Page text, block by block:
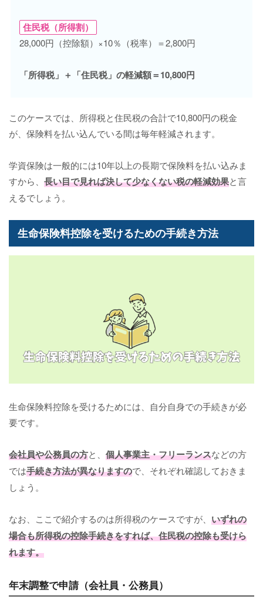
住民税（所得割）
28,000円（控除額）×10％（税率）＝2,800円
「所得税」＋「住民税」の軽減額＝10,800円
このケースでは、所得税と住民税の合計で10,800円の税金
が、保険料を払い込んでいる間は毎年軽減されます。
学資保険は一般的には10年以上の長期で保険料を払い込みま
すから、 長い目で見れば決して少なくない税の軽減効果と言
えるでしょう。
生命保険料控除を受けるための手続き方法
生命保険料控除を受けるためには、自分自身での手続きが必
要です。
会社員や公務員の方と、 個人事業主・フリーランスなどの方
では手続き方法が異なりますので、それぞれ確認しておきま
しょう。
なお、ここで紹介するのは所得税のケースですが、 いずれの
場合も所得税の控除手続きをすれば、住民税の控除も受けら
れます。
年末調整で申請（会社員・公務員）